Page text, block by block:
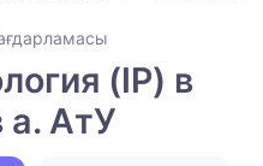
(IP) в
АтУ